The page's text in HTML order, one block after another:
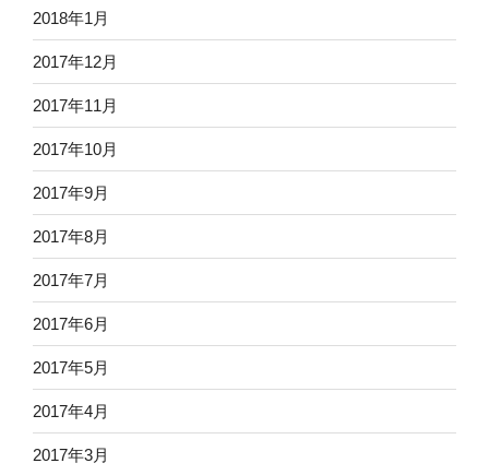
2018年1月
2017年12月
2017年11月
2017年10月
2017年9月
2017年8月
2017年7月
2017年6月
2017年5月
2017年4月
2017年3月